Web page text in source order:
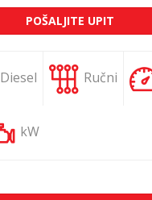
POŠALJITE UPIT
Diesel Ručni
kW